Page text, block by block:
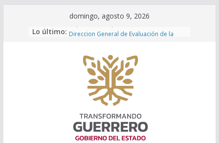
domingo, agosto 9, 2026
Lo último: Capacitación a personal 2025 de la
INEGI – POBREZA MULTIDIMENSIONAL
Programa Anual de Evaluación 2026
Formatos Presupuesto 2027
Formatos Presupuesto 2026